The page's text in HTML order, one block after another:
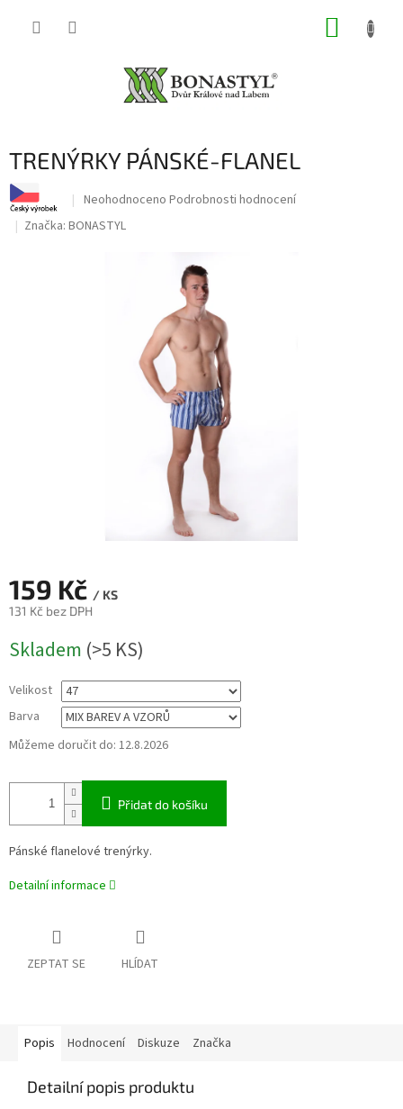
TRENÝRKY PÁNSKÉ-FLANEL
Průměrné
produktu
Neohodnoceno Podrobnosti hodnocení
Značka: BONASTYL
159 Kč / KS
131 Kč bez DPH
cena:
Skladem (>5 KS)
Velikost
Barva
Můžeme doručit do: 12.8.2026
Přidat do košíku
Pánské flanelové trenýrky.
Detailní informace
ZEPTAT SE HLÍDAT
Popis Hodnocení Diskuze Značka
Detailní popis produktu